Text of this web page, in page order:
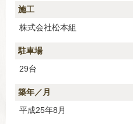
施工
株式会社松本組
駐車場
29台
築年／月
平成25年8月